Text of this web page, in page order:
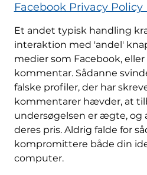
Facebook Privacy
Et andet typisk handling
interaktion med 'andel'
medier som Facebook,
kommentar. Sådanne
falske profiler, der har
kommentarer hævder, at
undersøgelsen er ægte, og
deres pris. Aldrig falde for
kompromittere både din
computer.